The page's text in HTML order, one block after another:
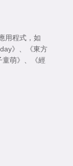
用程式，如
》
《東方
萌》
《經